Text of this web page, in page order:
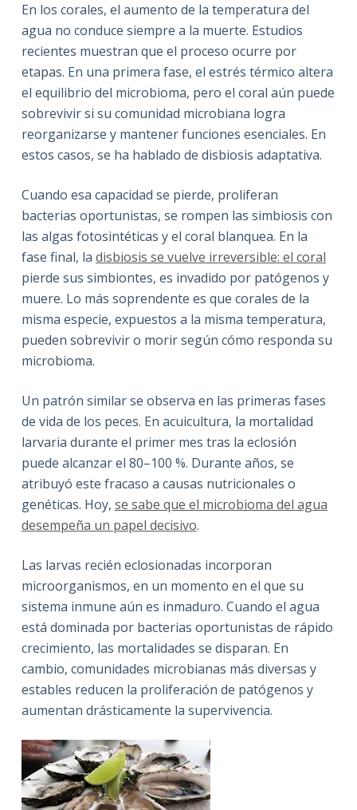
En los corales, el aumento de la temperatura del
agua no conduce siempre a la muerte. Estudios
recientes muestran que el proceso ocurre por
etapas. En una primera fase, el estrés térmico altera
el equilibrio del microbioma, pero el coral aún puede
sobrevivir si su comunidad microbiana logra
reorganizarse y mantener funciones esenciales. En
estos casos, se ha hablado de disbiosis adaptativa.
Cuando esa capacidad se pierde, proliferan
bacterias oportunistas, se rompen las simbiosis con
las algas fotosintéticas y el coral blanquea. En la
fase final, la disbiosis se vuelve irreversible: el coral
pierde sus simbiontes, es invadido por patógenos y
muere. Lo más soprendente es que corales de la
misma especie, expuestos a la misma temperatura,
pueden sobrevivir o morir según cómo responda su
microbioma.
Un patrón similar se observa en las primeras fases
de vida de los peces. En acuicultura, la mortalidad
larvaria durante el primer mes tras la eclosión
puede alcanzar el 80–100 %. Durante años, se
atribuyó este fracaso a causas nutricionales o
genéticas. Hoy, se sabe que el microbioma del agua
desempeña un papel decisivo.
Las larvas recién eclosionadas incorporan
microorganismos, en un momento en el que su
sistema inmune aún es inmaduro. Cuando el agua
está dominada por bacterias oportunistas de rápido
crecimiento, las mortalidades se disparan. En
cambio, comunidades microbianas más diversas y
estables reducen la proliferación de patógenos y
aumentan drásticamente la supervivencia.